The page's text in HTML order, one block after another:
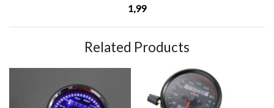
1,99
Related Products